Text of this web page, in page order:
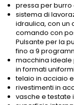
pressa per
sistema di
idraulica, con un
comando con
Pulsante per la
fino a 9
macchina ideale
in formati
telaio in acciaio
rivestimenti in
vasche e testate